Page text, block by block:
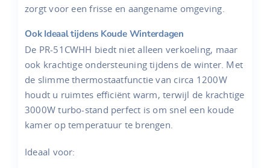
zorgt voor een frisse en aangename omgeving.
Ook Ideaal tijdens Koude Winterdagen
De PR-51CWHH biedt niet alleen verkoeling, maar
ook krachtige ondersteuning tijdens de winter. Met
de slimme thermostaatfunctie van circa 1200W
houdt u ruimtes efficiënt warm, terwijl de krachtige
3000W turbo-stand perfect is om snel een koude
kamer op temperatuur te brengen.
Ideaal voor: